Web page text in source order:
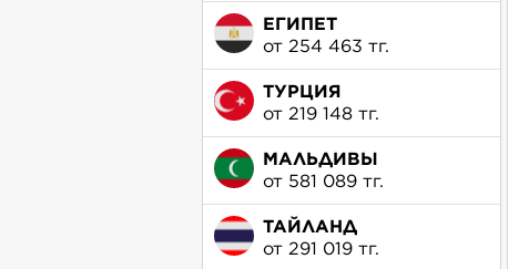
ЕГИПЕТ
от 254 463 тг.
ТУРЦИЯ
от 219 148 тг.
МАЛЬДИВЫ
от 581 089 тг.
ТАЙЛАНД
от 291 019 тг.